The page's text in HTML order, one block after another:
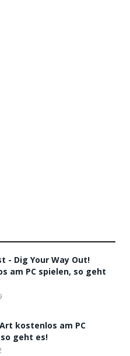
- Dig Your Way Out!
am PC spielen, so geht
kostenlos am PC
geht es!